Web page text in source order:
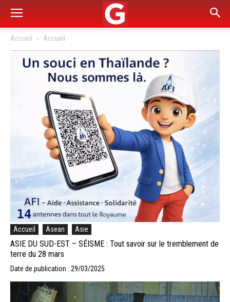
Accueil Accueil
Accueil Asean Asie
ASIE DU SUD-EST – SÉISME : Tout savoir sur le tremblement de
terre du 28 mars
Date de publication : 29/03/2025